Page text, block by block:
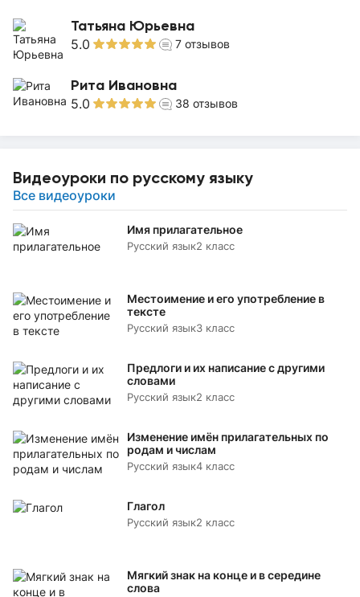
Татьяна Юрьевна
5.0 7 отзывов
Рита Ивановна
5.0 38 отзывов
Видеоуроки по русскому языку
Все видеоуроки
Имя прилагательное
Русский язык2 класс
Местоимение и его употребление в
тексте
Русский язык3 класс
Предлоги и их написание с другими
словами
Русский язык2 класс
Изменение имён прилагательных по
родам и числам
Русский язык4 класс
Глагол
Русский язык2 класс
Мягкий знак на конце и в середине
слова